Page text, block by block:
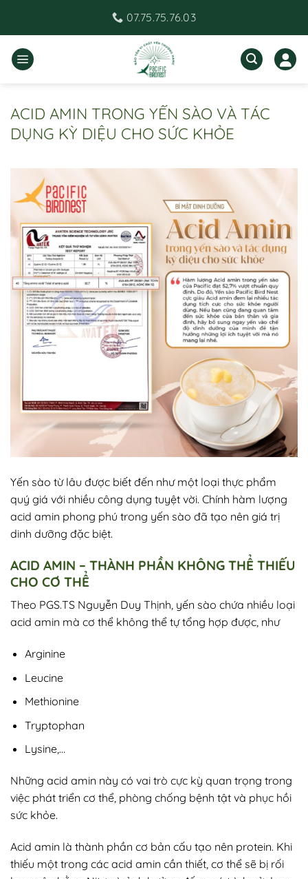
dung
07.75.75.76.03
ACID AMIN TRONG YẾN SÀO VÀ TÁC
DỤNG KỲ DIỆU CHO SỨC KHỎE
Yến sào từ lâu được biết đến như một loại thực phẩm
quý giá với nhiều công dụng tuyệt vời. Chính hàm lượng
acid amin phong phú trong yến sào đã tạo nên giá trị
dinh dưỡng đặc biệt.
ACID AMIN – THÀNH PHẦN KHÔNG THỂ THIẾU
CHO CƠ THỂ
Theo PGS.TS Nguyễn Duy Thịnh, yến sào chứa nhiều loại
acid amin mà cơ thể không thể tự tổng hợp được, như
Arginine
Leucine
Methionine
Tryptophan
Lysine,…
Những acid amin này có vai trò cực kỳ quan trọng trong
việc phát triển cơ thể, phòng chống bệnh tật và phục hồi
sức khỏe.
Acid amin là thành phần cơ bản cấu tạo nên protein. Khi
thiếu một trong các acid amin cần thiết, cơ thể sẽ bị rối